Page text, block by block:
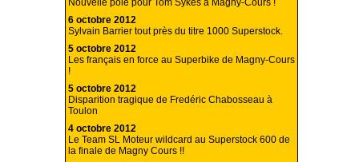
Nouvelle pole pour Tom Sykes à Magny-Cours !
6 octobre 2012
Sylvain Barrier tout près du titre 1000 Superstock.
5 octobre 2012
Les français en force au Superbike de Magny-Cours
!
5 octobre 2012
Disparition tragique de Fredéric Chabosseau à
Toulon
4 octobre 2012
Le Team SL Moteur wildcard au Superstock 600 de
la finale de Magny Cours !!